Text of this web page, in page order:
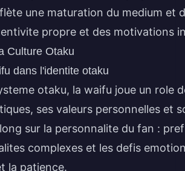
une maturation du medium et
propre et des motivations
Culture Otaku
dans l'identite otaku
otaku, la waifu joue un role
ses valeurs personnelles et
sur la personnalite du fan :
complexes et les defis
la patience.